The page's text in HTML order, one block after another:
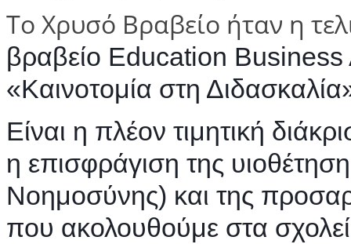
Το Χρυσό Βραβείο ήταν η
βραβείο Education
«Καινοτομία στη
Είναι η πλέον τιμητική
η επισφράγιση της
Νοημοσύνης) και της
που ακολουθούμε στα